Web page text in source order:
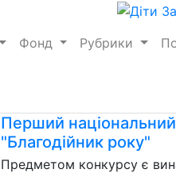
Фонд Рубрики
Перший
"Благодійник року"
Предметом конкурсу є